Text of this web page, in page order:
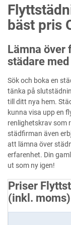
bäst pris
Lämna
städare
Sök och boka en
tänka på
till ditt nya hem.
kunna visa upp en
renlighetskrav som
städfirman även
att lämna över
erfarenhet. Din
ut som ny igen!
Priser
(inkl. moms)